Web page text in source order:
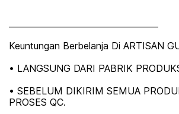
Keuntungan Berbelanja Di ARTISAN
• LANGSUNG DARI PABRIK
• SEBELUM DIKIRIM SEMUA
PROSES QC.